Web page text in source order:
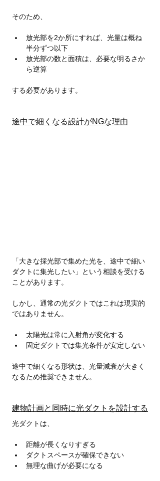
そのため、
放光部を2か所にすれば、光量は概ね
半分ずつ以下
放光部の数と面積は、必要な明るさか
ら逆算
する必要があります。
途中で細くなる設計がNGな理由
「大きな採光部で集めた光を、途中で細い
ダクトに集光したい」という相談を受ける
ことがあります。
しかし、通常の光ダクトではこれは現実的
ではありません。
太陽光は常に入射角が変化する
固定ダクトでは集光条件が安定しない
途中で細くなる形状は、光量減衰が大きく
なるため推奨できません。
建物計画と同時に光ダクトを設計する
光ダクトは、
距離が長くなりすぎる
ダクトスペースが確保できない
無理な曲げが必要になる